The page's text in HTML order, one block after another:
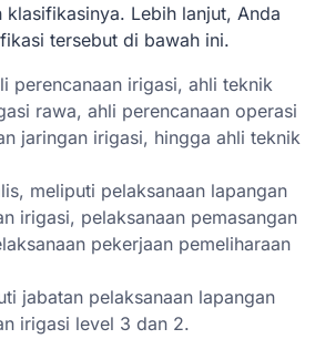
klasifikasinya. Lebih lanjut, Anda
tersebut di bawah ini.
perencanaan irigasi, ahli teknik
rawa, ahli perencanaan operasi
jaringan irigasi, hingga ahli teknik
meliputi pelaksanaan lapangan
irigasi, pelaksanaan pemasangan
pekerjaan pemeliharaan
jabatan pelaksanaan lapangan
irigasi level 3 dan 2.